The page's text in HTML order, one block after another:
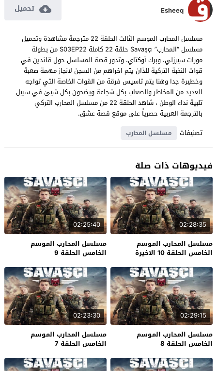
Esheeq تحميل
مسلسل المحارب الموسم الثالث الحلقة 22 مترجمة مشاهدة وتحميل
مسلسل “المحارب” Savaşçı حلقة 22 كاملة S03EP22 من بطولة
مورات سيرزلي، وبرك أوكتاي، وتدور قصة المسلسل حول قائدين في
قوات النخبة التركية للذان يتم اخراهم من السجن لانجاز مهمة صعبة
وخطيرة جدا وهنا يتم تاسيس فرقة من القوات الخاصة التي تواجه
العديد من المخاطر والصعاب بكل شجاعة ويضحون بكل شيئ في سبيل
تلبية نداء الوطن ، شاهد الحلقة 22 من مسلسل المحارب التركي
بالترجمة العربية حصرياً على موقع قصة عشق.
تصنيفات
مسلسل المحارب
فيديوهات ذات صلة
02:28:35
مسلسل المحارب الموسم
الخامس الحلقة 10 الاخيرة
02:25:40
مسلسل المحارب الموسم
الخامس الحلقة 9
02:29:15
مسلسل المحارب الموسم
الخامس الحلقة 8
02:23:30
مسلسل المحارب الموسم
الخامس الحلقة 7